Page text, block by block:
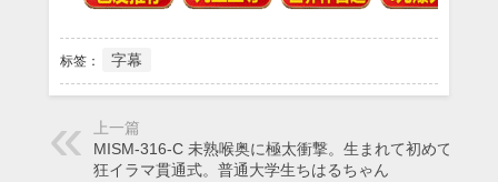
标签： 字幕
上一篇
MISM-316-C 未熟喉奥に極太衝撃。生まれて初めての最
狂イラマ貫通式。普通大学生ちはるちゃん